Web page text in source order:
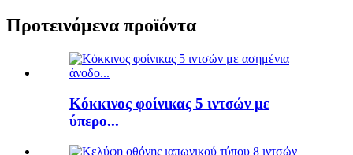
Προτεινόμενα προϊόντα
Κόκκινος φοίνικας 5 ιντσών με
ύπερο...